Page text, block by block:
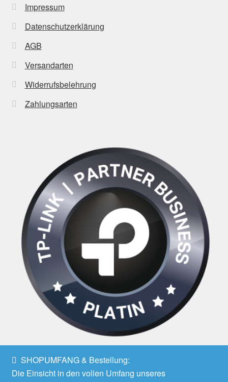
SHOPUMFANG & Bestellung:
Die Einsicht in den vollen Umfang unseres
Impressum
Datenschutzerklärung
AGB
Versandarten
Widerrufsbelehrung
Zahlungsarten